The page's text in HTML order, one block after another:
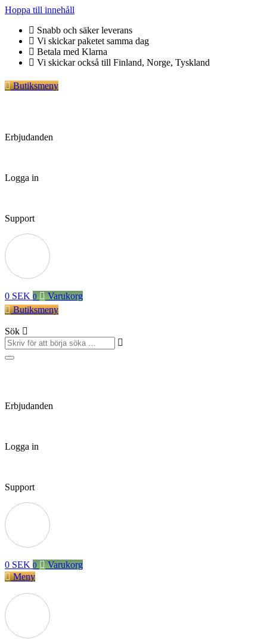
Hoppa till innehåll
Snabb och säker leverans
Vi skickar paketet samma dag
Betala med Klarna
Vi skickar också till Finland, Norge, Tyskland
Butiksmeny
Erbjudanden
Logga in
Support
0 SEK 0
Varukorg
Butiksmeny
Sök
Erbjudanden
Logga in
Support
0 SEK 0
Varukorg
Meny